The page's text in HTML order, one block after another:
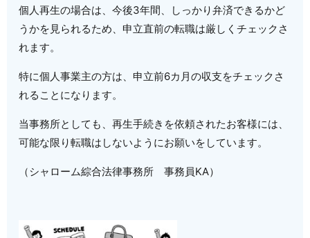
個人再生の場合は、今後3年間、しっかり弁済できるかど
うかを見られるため、申立直前の転職は厳しくチェックさ
れます。
特に個人事業主の方は、申立前6カ月の収支をチェックさ
れることになります。
当事務所としても、再生手続きを依頼されたお客様には、
可能な限り転職はしないようにお願いをしています。
（シャローム綜合法律事務所 事務員KA）